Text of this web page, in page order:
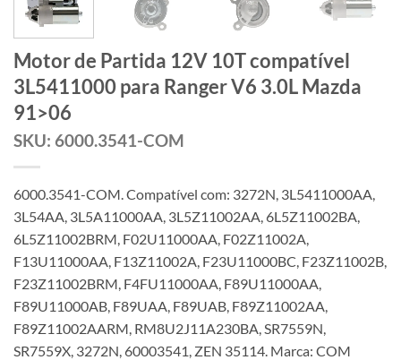
Motor de Partida 12V 10T compatível
3L5411000 para Ranger V6 3.0L Mazda
91>06
SKU: 6000.3541-COM
6000.3541-COM. Compatível com: 3272N, 3L5411000AA,
3L54AA, 3L5A11000AA, 3L5Z11002AA, 6L5Z11002BA,
6L5Z11002BRM, F02U11000AA, F02Z11002A,
F13U11000AA, F13Z11002A, F23U11000BC, F23Z11002B,
F23Z11002BRM, F4FU11000AA, F89U11000AA,
F89U11000AB, F89UAA, F89UAB, F89Z11002AA,
F89Z11002AARM, RM8U2J11A230BA, SR7559N,
SR7559X, 3272N, 60003541, ZEN 35114. Marca: COM